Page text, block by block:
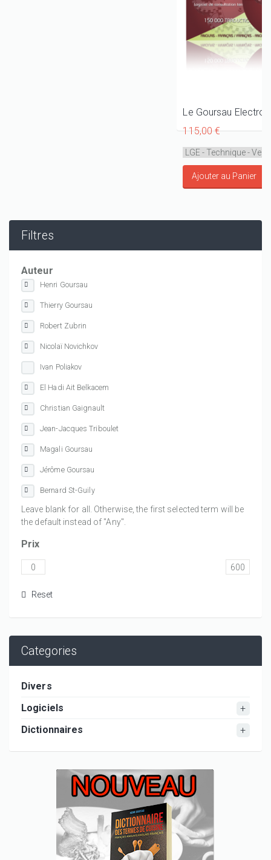
115,00 €
Filtres
Auteur
Henri Goursau
Thierry Goursau
Robert Zubrin
Nicolaï Novichkov
Ivan Poliakov
El Hadi Ait Belkacem
Christian Gaignault
Jean-Jacques Triboulet
Magali Goursau
Jérôme Goursau
Bernard St-Guily
Leave blank for all. Otherwise, the first selected term will be
the default instead of "Any".
Prix
Categories
Divers
Logiciels
Dictionnaires